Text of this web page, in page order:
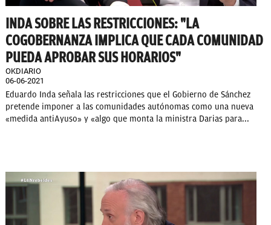
INDA SOBRE LAS RESTRICCIONES: "LA
COGOBERNANZA IMPLICA QUE CADA COMUNIDAD
PUEDA APROBAR SUS HORARIOS"
OKDIARIO
06-06-2021
Eduardo Inda señala las restricciones que el Gobierno de Sánchez
pretende imponer a las comunidades autónomas como una nueva
«medida antiAyuso» y «algo que monta la ministra Darias para...